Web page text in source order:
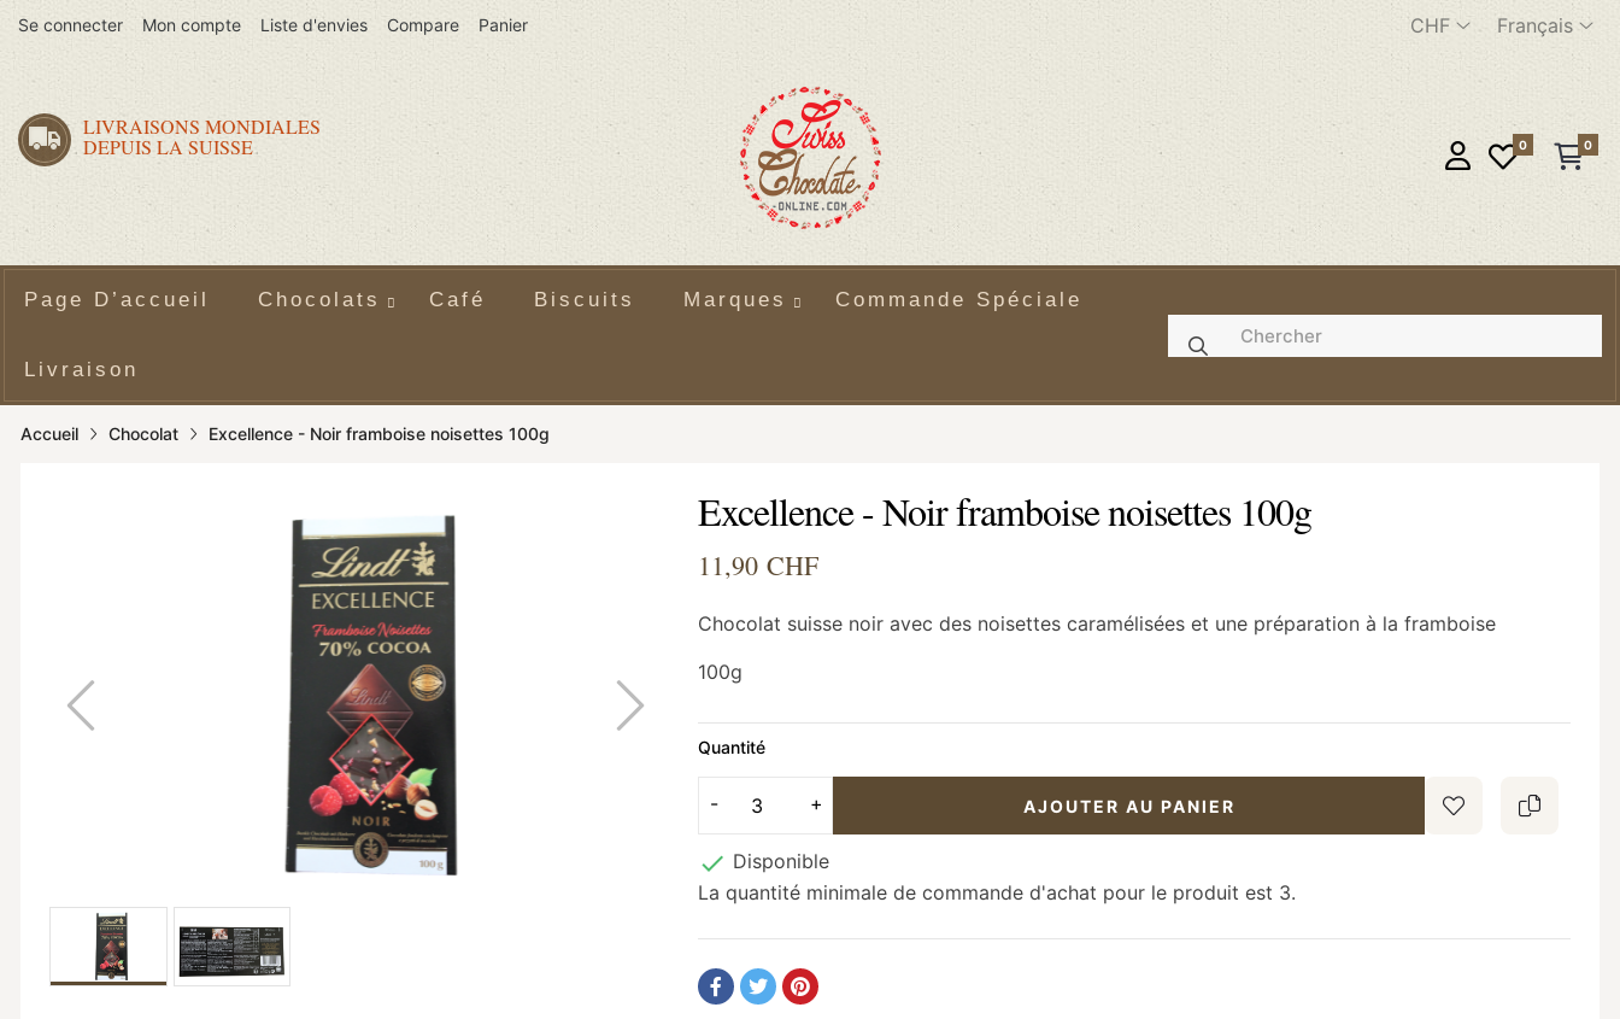
Se connecter Mon compte Liste d'envies Compare Panier CHF Français
LIVRAISONS MONDIALES
DEPUIS LA SUISSE
0 0
Page D’accueil Chocolats Café Biscuits Marques Commande Spéciale
Livraison
Accueil Chocolat Excellence - Noir framboise noisettes 100g
Excellence - Noir framboise noisettes 100g
11,90 CHF
Chocolat suisse noir avec des noisettes caramélisées et une préparation à la framboise
100g
Quantité
AJOUTER AU PANIER
 Disponible
La quantité minimale de commande d'achat pour le produit est 3.